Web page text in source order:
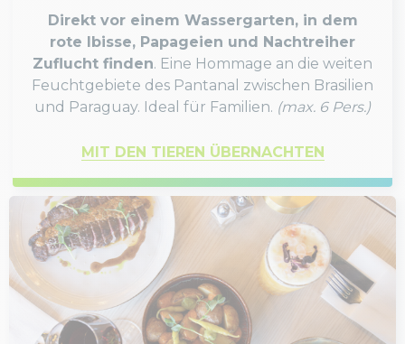
Direkt vor einem Wassergarten, in dem
rote Ibisse, Papageien und Nachtreiher
Zuflucht finden. Eine Hommage an die weiten
Feuchtgebiete des Pantanal zwischen Brasilien
und Paraguay. Ideal für Familien. (max. 6 Pers.)
MIT DEN TIEREN ÜBERNACHTEN